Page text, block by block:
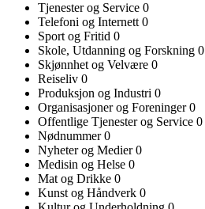
Tjenester og Service 0
Telefoni og Internett 0
Sport og Fritid 0
Skole, Utdanning og Forskning 0
Skjønnhet og Velvære 0
Reiseliv 0
Produksjon og Industri 0
Organisasjoner og Foreninger0
Offentlige Tjenester og Service 0
Nødnummer0
Nyheter og Medier0
Medisin og Helse 0
Mat og Drikke 0
Kunst og Håndverk 0